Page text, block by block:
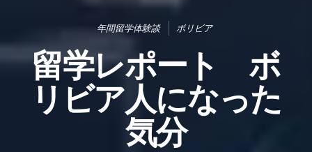
年間留学体験談 ボリビア
留学レポート ボ
リビア人になった
気分